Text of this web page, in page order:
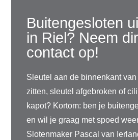
Buitengesloten
in Riel? Neem
contact op!
Sleutel aan de binnenkant
zitten, sleutel afgebroken of
kapot? Kortom: ben je
en wil je graag met spoed
Slotenmaker Pascal van